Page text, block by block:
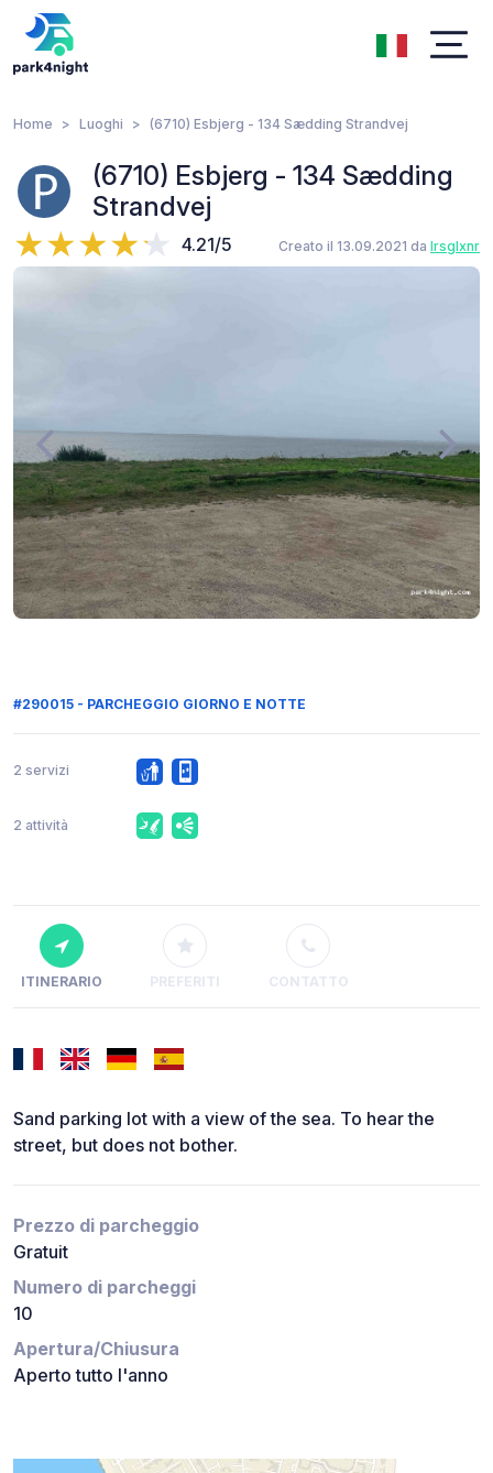
Home Luoghi (6710) Esbjerg - 134 Sædding Strandvej
(6710) Esbjerg - 134 Sædding
Strandvej
4.21/5 Creato il 13.09.2021 da lrsglxnr
#290015 - PARCHEGGIO GIORNO E NOTTE
2 servizi
2 attività
ITINERARIO PREFERITI CONTATTO
Sand parking lot with a view of the sea. To hear the
street, but does not bother.
Prezzo di parcheggio
Gratuit
Numero di parcheggi
10
Apertura/Chiusura
Aperto tutto l'anno